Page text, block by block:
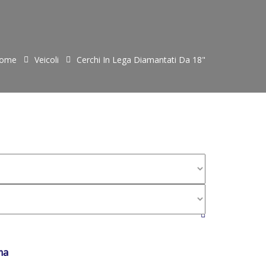
Veicoli Cerchi In Lega Diamantati Da 18"